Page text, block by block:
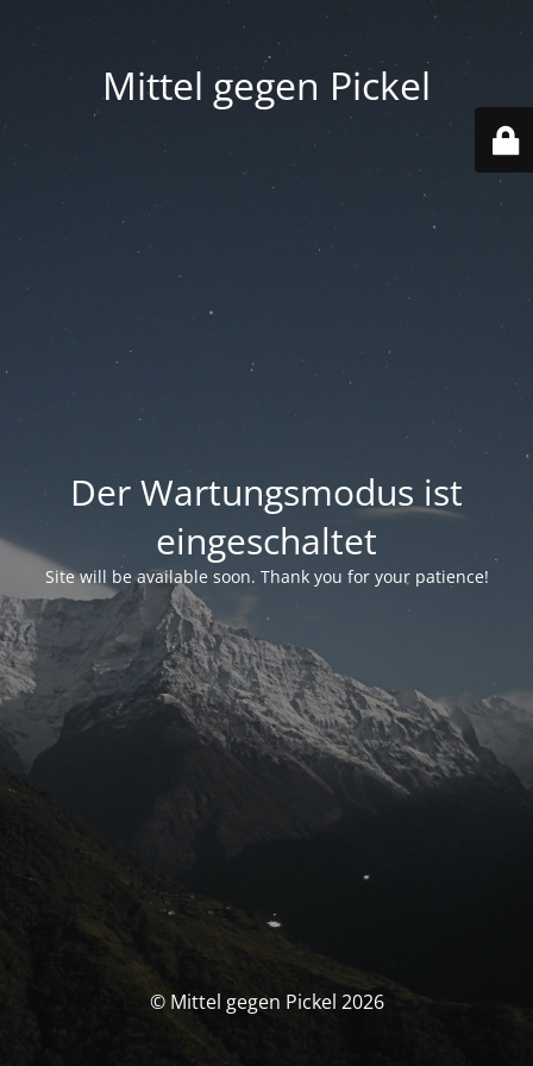
Mittel gegen Pickel
Der Wartungsmodus ist
eingeschaltet
Site will be available soon. Thank you for your patience!
© Mittel gegen Pickel 2026